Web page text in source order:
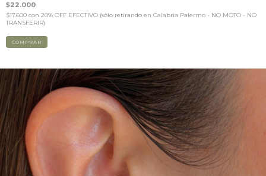
$22.000
$17.600 con 20% OFF EFECTIVO (sólo retirando en Calabria Palermo - NO MOTO - NO
TRANSFERIR)
COMPRAR